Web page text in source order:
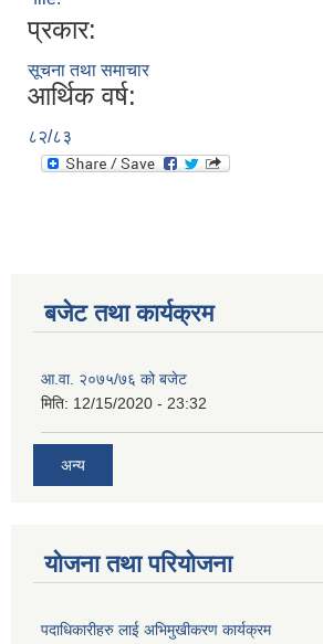
प्रकार:
सूचना तथा समाचार
आर्थिक वर्ष:
८२/८३
बजेट तथा कार्यक्रम
आ.वा. २०७५/७६ को बजेट
मिति: 12/15/2020 - 23:32
अन्य
योजना तथा परियोजना
पदाधिकारीहरु लाई अभिमुखीकरण कार्यक्रम